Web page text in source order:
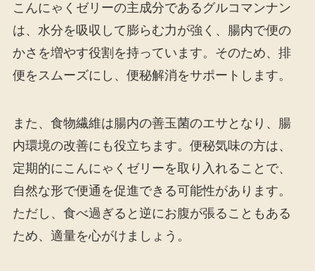
こんにゃくゼリーの主成分であるグルコマンナン
は、水分を吸収して膨らむ力が強く、腸内で便の
かさを増やす役割を持っています。そのため、排
便をスムーズにし、便秘解消をサポートします。
また、食物繊維は腸内の善玉菌のエサとなり、腸
内環境の改善にも役立ちます。便秘気味の方は、
定期的にこんにゃくゼリーを取り入れることで、
自然な形で便通を促進できる可能性があります。
ただし、食べ過ぎると逆にお腹が張ることもある
ため、適量を心がけましょう。